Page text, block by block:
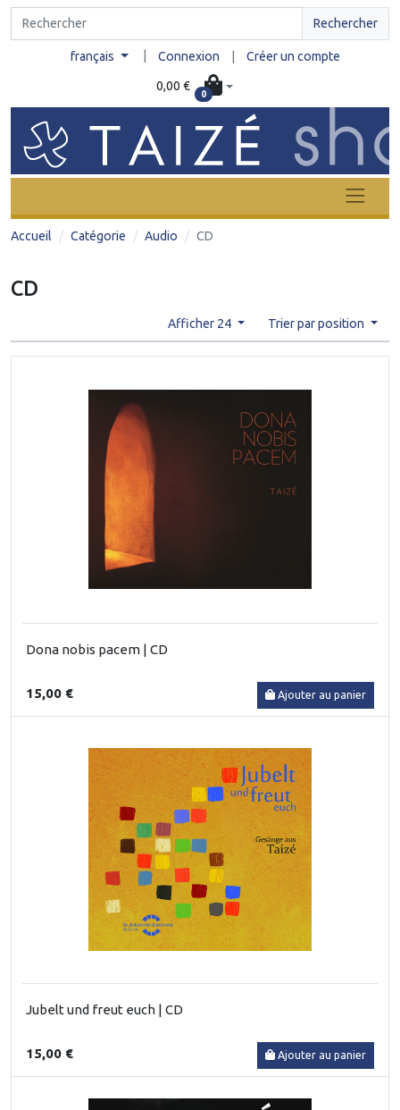
Rechercher
français Connexion Créer un compte
0,00 €
0
Accueil Catégorie Audio CD
CD
Afficher 24 Trier par position
Dona nobis pacem | CD
15,00 € Ajouter au panier
Jubelt und freut euch | CD
15,00 € Ajouter au panier